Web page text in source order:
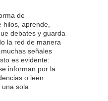
de
hilos, aprende,
debates y guarda
la red de manera
señales
es evidente:
informan por la
o leen
una sola